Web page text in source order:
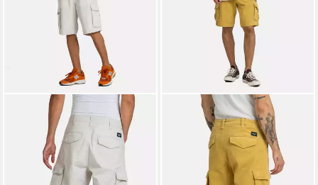
Cargoshorts New Cargo
ab 49,95 € UVP 59,95 €
lieferbar - in 3-4 Werktagen bei dir
Cargoshorts City Cargo
ab 39,95 €
UVP 69,95 €
lieferbar - in 3-4 Werktagen bei dir